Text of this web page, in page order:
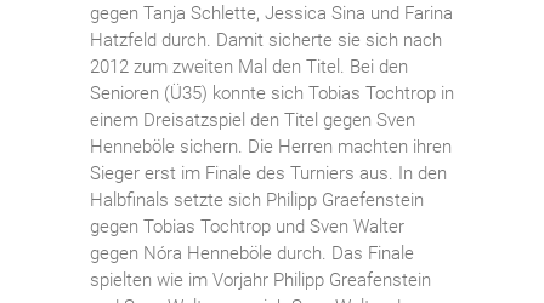
gegen Tanja Schlette, Jessica Sina und Farina
Hatzfeld durch. Damit sicherte sie sich nach
2012 zum zweiten Mal den Titel. Bei den
Senioren (Ü35) konnte sich Tobias Tochtrop in
einem Dreisatzspiel den Titel gegen Sven
Henneböle sichern. Die Herren machten ihren
Sieger erst im Finale des Turniers aus. In den
Halbfinals setzte sich Philipp Graefenstein
gegen Tobias Tochtrop und Sven Walter
gegen Nóra Henneböle durch. Das Finale
spielten wie im Vorjahr Philipp Greafenstein